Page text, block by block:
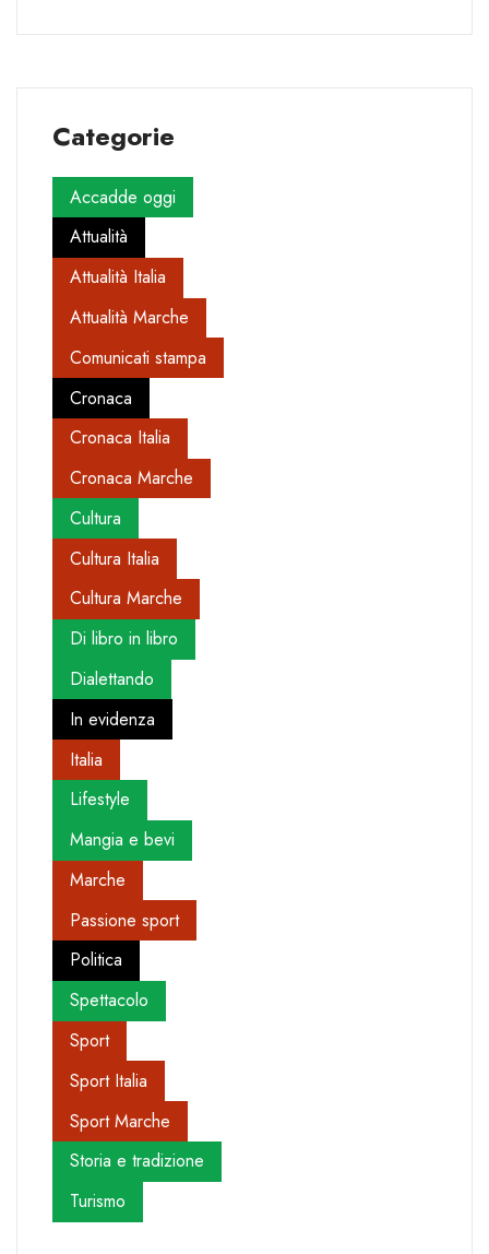
Categorie
Accadde oggi
Attualità
Attualità Italia
Attualità Marche
Comunicati stampa
Cronaca
Cronaca Italia
Cronaca Marche
Cultura
Cultura Italia
Cultura Marche
Di libro in libro
Dialettando
In evidenza
Italia
Lifestyle
Mangia e bevi
Marche
Passione sport
Politica
Spettacolo
Sport
Sport Italia
Sport Marche
Storia e tradizione
Turismo